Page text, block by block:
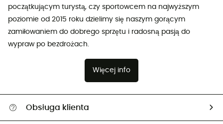
początkującym turystą, czy sportowcem na najwyższym
poziomie od 2015 roku dzielimy się naszym gorącym
zamiłowaniem do dobrego sprzętu i radosną pasją do
wypraw po bezdrożach.
Więcej info
Obsługa klienta